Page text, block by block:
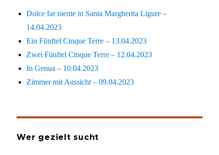
Dolce far niente in Santa Margherita Ligure –
14.04.2023
Ein Fünftel Cinque Terre – 13.04.2023
Zwei Fünftel Cinque Terre – 12.04.2023
In Genua – 10.04.2023
Zimmer mit Aussicht – 09.04.2023
Wer gezielt sucht